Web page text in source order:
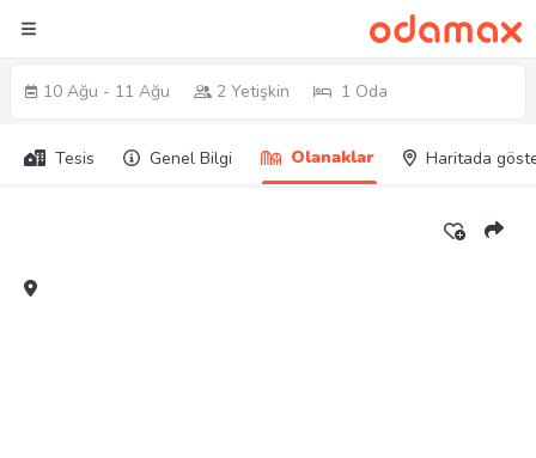
10 Ağu - 11 Ağu 2 Yetişkin 1 Oda
Tesis Genel Bilgi Olanaklar Haritada